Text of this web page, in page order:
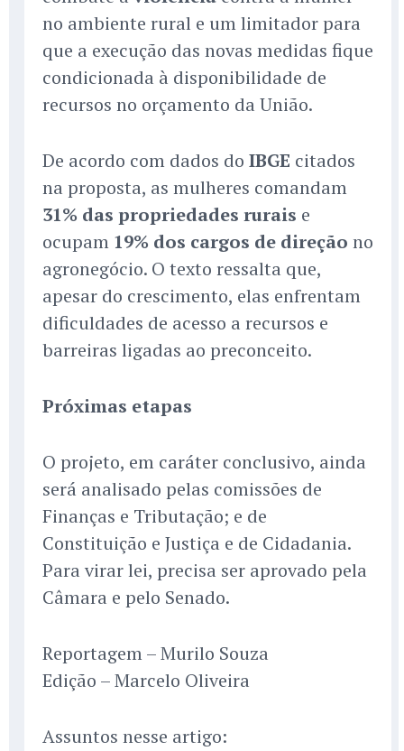
no ambiente rural e um limitador para
que a execução das novas medidas fique
condicionada à disponibilidade de
recursos no orçamento da União.
De acordo com dados do IBGE citados
na proposta, as mulheres comandam
31% das propriedades rurais e
ocupam 19% dos cargos de direção no
agronegócio. O texto ressalta que,
apesar do crescimento, elas enfrentam
dificuldades de acesso a recursos e
barreiras ligadas ao preconceito.
Próximas etapas
O projeto, em caráter conclusivo, ainda
será analisado pelas comissões de
Finanças e Tributação; e de
Constituição e Justiça e de Cidadania.
Para virar lei, precisa ser aprovado pela
Câmara e pelo Senado.
Reportagem – Murilo Souza
Edição – Marcelo Oliveira
Assuntos nesse artigo: